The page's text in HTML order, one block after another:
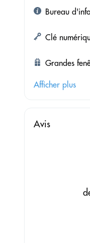
Bureau
Clé
Grandes
Afficher plus
Avis